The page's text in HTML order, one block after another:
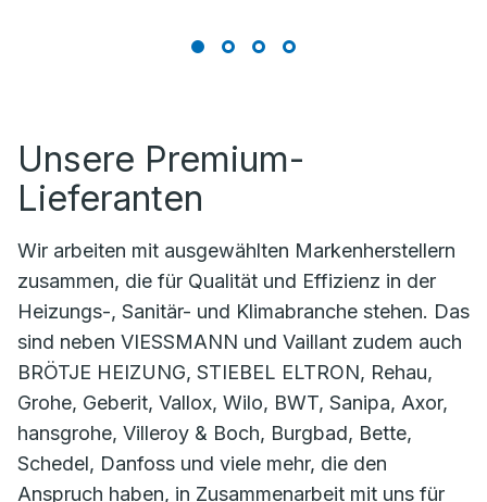
Unsere Premium-
Lieferanten
Wir arbeiten mit ausgewählten Markenherstellern
zusammen, die für Qualität und Effizienz in der
Heizungs-, Sanitär- und Klimabranche stehen. Das
sind neben VIESSMANN und Vaillant zudem auch
BRÖTJE HEIZUNG, STIEBEL ELTRON, Rehau,
Grohe, Geberit, Vallox, Wilo, BWT, Sanipa, Axor,
hansgrohe, Villeroy & Boch, Burgbad, Bette,
Schedel, Danfoss und viele mehr, die den
Anspruch haben, in Zusammenarbeit mit uns für